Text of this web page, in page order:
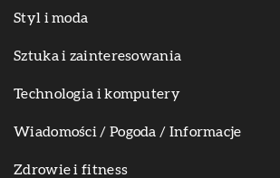
Styl i moda
Sztuka i zainteresowania
Technologia i komputery
Wiadomości / Pogoda / Informacje
Zdrowie i fitness